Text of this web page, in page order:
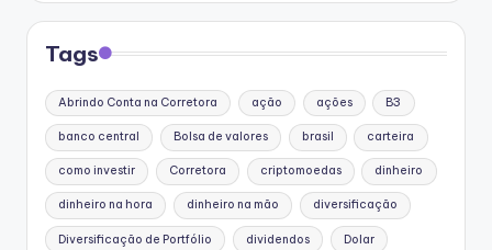
Tags
Abrindo Conta na Corretora ação ações B3
banco central Bolsa de valores brasil carteira
como investir Corretora criptomoedas dinheiro
dinheiro na hora dinheiro na mão diversificação
Diversificação de Portfólio dividendos Dolar